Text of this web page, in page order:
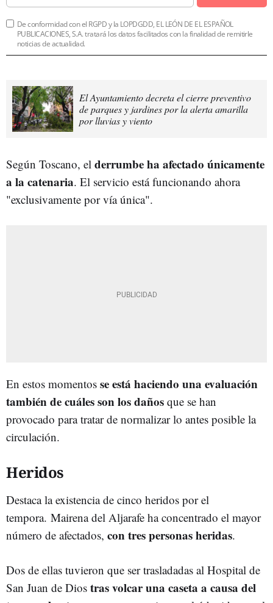
De conformidad con el RGPD y la LOPDGDD, EL LEÓN DE EL ESPAÑOL
PUBLICACIONES, S.A. tratará los datos facilitados con la finalidad de remitirle
noticias de actualidad.
El Ayuntamiento decreta el cierre preventivo
de parques y jardines por la alerta amarilla
por lluvias y viento
Según Toscano, el derrumbe ha afectado únicamente
a la catenaria. El servicio está funcionando ahora
"exclusivamente por vía única".
En estos momentos se está haciendo una evaluación
también de cuáles son los daños que se han
provocado para tratar de normalizar lo antes posible la
circulación.
Heridos
Destaca la existencia de cinco heridos por el
tempora. Mairena del Aljarafe ha concentrado el mayor
número de afectados, con tres personas heridas.
Dos de ellas tuvieron que ser trasladadas al Hospital de
San Juan de Dios tras volcar una caseta a causa del